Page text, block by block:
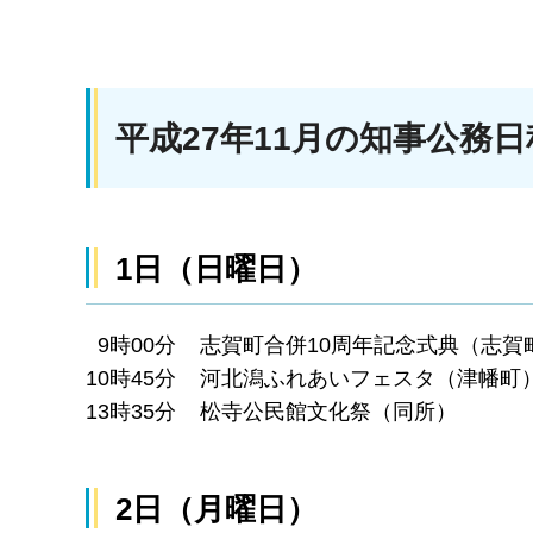
平成27年11月の知事公務日
1日（日曜日）
9時00分 志賀町合併10周年記念式典（志賀
10時45分 河北潟ふれあいフェスタ（津幡町）
13時35分 松寺公民館文化祭（同所）
2日（月曜日）